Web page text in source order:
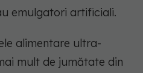
emulgatori artificiali.
alimentare ultra-
mult de jumătate din